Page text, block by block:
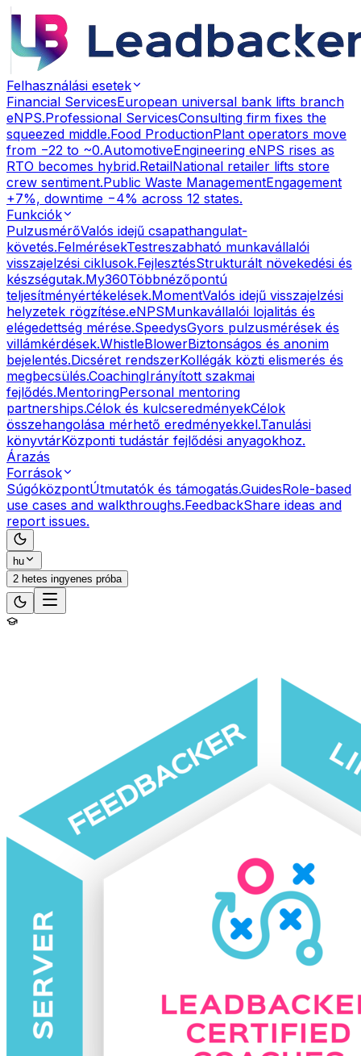
Felhasználási esetek
Financial ServicesEuropean universal bank lifts branch
eNPS.Professional ServicesConsulting firm fixes the
squeezed middle.Food ProductionPlant operators move
from −22 to ~0.AutomotiveEngineering eNPS rises as
RTO becomes hybrid.RetailNational retailer lifts store
crew sentiment.Public Waste ManagementEngagement
+7%, downtime −4% across 12 states.
Funkciók
PulzusmérőValós idejű csapathangulat-
követés.FelmérésekTestreszabható munkavállalói
visszajelzési ciklusok.FejlesztésStrukturált növekedési és
készségutak.My360Többnézőpontú
teljesítményértékelések.MomentValós idejű visszajelzési
helyzetek rögzítése.eNPSMunkavállalói lojalitás és
elégedettség mérése.SpeedysGyors pulzusmérések és
villámkérdések.WhistleBlowerBiztonságos és anonim
bejelentés.Dicséret rendszerKollégák közti elismerés és
megbecsülés.CoachingIrányított szakmai
fejlődés.MentoringPersonal mentoring
partnerships.Célok és kulcseredményekCélok
összehangolása mérhető eredményekkel.Tanulási
könyvtárKözponti tudástár fejlődési anyagokhoz.
Árazás
Források
SúgóközpontÚtmutatók és támogatás.GuidesRole-based
use cases and walkthroughs.FeedbackShare ideas and
report issues.
hu
2 hetes ingyenes próba